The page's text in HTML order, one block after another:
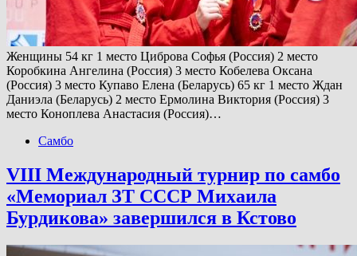
Женщины 54 кг 1 место Циброва Софья (Россия) 2 место
Коробкина Ангелина (Россия) 3 место Кобелева Оксана
(Россия) 3 место Купаво Елена (Беларусь) 65 кг 1 место Ждан
Даниэла (Беларусь) 2 место Ермолина Виктория (Россия) 3
место Коноплева Анастасия (Россия)…
Самбо
VIII Международный турнир по самбо
«Мемориал ЗТ СССР Михаила
Бурдикова» завершился в Кстово